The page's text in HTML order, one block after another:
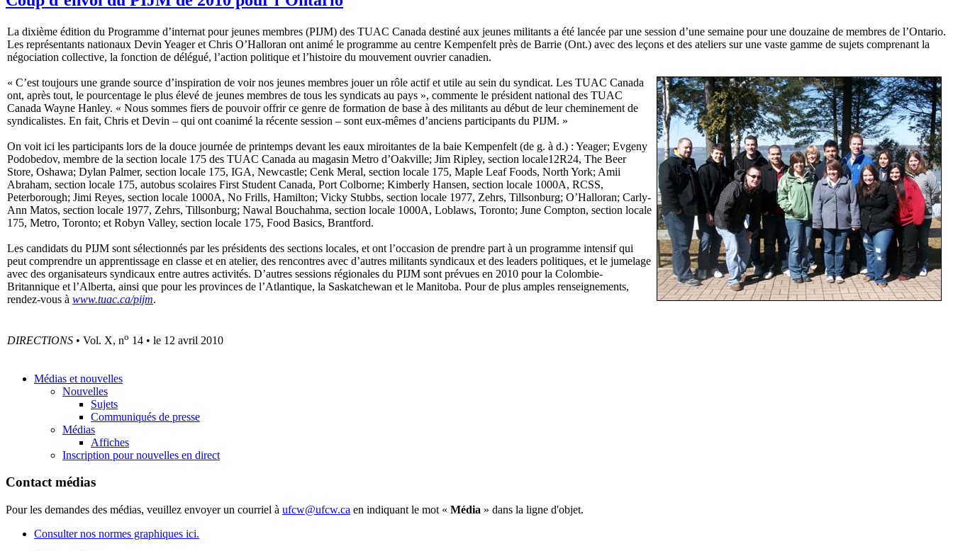
La dixième édition du Programme d’internat pour jeunes membres (PIJM) des TUAC Canada destiné aux jeunes militants a été lancée par une session d’une semaine pour une douzaine de membres de l’Ontario.
Les représentants nationaux Devin Yeager et Chris O’Halloran ont animé le programme au centre Kempenfelt près de Barrie (Ont.) avec des leçons et des ateliers sur une vaste gamme de sujets comprenant la
négociation collective, la fonction de délégué, l’action politique et l’histoire du mouvement ouvrier canadien.
« C’est toujours une grande source d’inspiration de voir nos jeunes membres jouer un rôle actif et utile au sein du syndicat. Les TUAC Canada
ont, après tout, le pourcentage le plus élevé de jeunes membres de tous les syndicats au pays », commente le président national des TUAC
Canada Wayne Hanley. « Nous sommes fiers de pouvoir offrir ce genre de formation de base à des militants au début de leur cheminement de
syndicalistes. En fait, Chris et Devin – qui ont coanimé la récente session – sont eux-mêmes d’anciens participants du PIJM. »
On voit ici les participants lors de la douce journée de printemps devant les eaux miroitantes de la baie Kempenfelt (de g. à d.) : Yeager; Evgeny
Podobedov, membre de la section locale 175 des TUAC Canada au magasin Metro d’Oakville; Jim Ripley, section locale12R24, The Beer
Store, Oshawa; Dylan Palmer, section locale 175, IGA, Newcastle; Cenk Meral, section locale 175, Maple Leaf Foods, North York; Amii
Abraham, section locale 175, autobus scolaires First Student Canada, Port Colborne; Kimberly Hansen, section locale 1000A, RCSS,
Peterborough; Jimi Reyes, section locale 1000A, No Frills, Hamilton; Vicky Stubbs, section locale 1977, Zehrs, Tillsonburg; O’Halloran; Carly-
Ann Matos, section locale 1977, Zehrs, Tillsonburg; Nawal Bouchahma, section locale 1000A, Loblaws, Toronto; June Compton, section locale
175, Metro, Toronto; et Robyn Valley, section locale 175, Food Basics, Brantford.
Les candidats du PIJM sont sélectionnés par les présidents des sections locales, et ont l’occasion de prendre part à un programme intensif qui
peut comprendre un apprentissage en classe et en atelier, des rencontres avec d’autres militants syndicaux et des leaders politiques, et le jumelage
avec des organisateurs syndicaux entre autres activités. D’autres sessions régionales du PIJM sont prévues en 2010 pour la Colombie-
Britannique et l’Alberta, ainsi que pour les provinces de l’Atlantique, la Saskatchewan et le Manitoba. Pour de plus amples renseignements,
rendez-vous à www.tuac.ca/pijm.
DIRECTIONS • Vol. X, no 14 • le 12 avril 2010
Médias et nouvelles
Nouvelles
Sujets
Communiqués de presse
Médias
Affiches
Inscription pour nouvelles en direct
Contact médias
Pour les demandes des médias, veuillez envoyer un courriel à ufcw@ufcw.ca en indiquant le mot « Média » dans la ligne d'objet.
Consulter nos normes graphiques ici.